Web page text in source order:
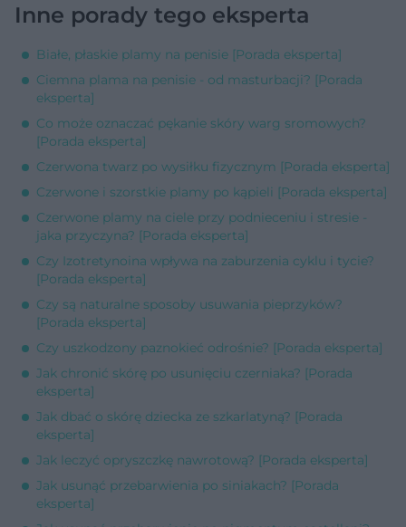
Inne porady tego eksperta
Białe, płaskie plamy na penisie [Porada eksperta]
Ciemna plama na penisie - od masturbacji? [Porada
eksperta]
Co może oznaczać pękanie skóry warg sromowych?
[Porada eksperta]
Czerwona twarz po wysiłku fizycznym [Porada eksperta]
Czerwone i szorstkie plamy po kąpieli [Porada eksperta]
Czerwone plamy na ciele przy podnieceniu i stresie -
jaka przyczyna? [Porada eksperta]
Czy Izotretynoina wpływa na zaburzenia cyklu i tycie?
[Porada eksperta]
Czy są naturalne sposoby usuwania pieprzyków?
[Porada eksperta]
Czy uszkodzony paznokieć odrośnie? [Porada eksperta]
Jak chronić skórę po usunięciu czerniaka? [Porada
eksperta]
Jak dbać o skórę dziecka ze szkarlatyną? [Porada
eksperta]
Jak leczyć opryszczkę nawrotową? [Porada eksperta]
Jak usunąć przebarwienia po siniakach? [Porada
eksperta]